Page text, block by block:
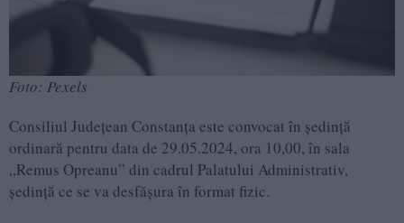
Foto: Pexels
Consiliul Județean Constanța este convocat în ședință
ordinară pentru data de 29.05.2024, ora 10,00, în sala
„Remus Opreanu” din cadrul Palatului Administrativ,
ședință ce se va desfășura în format fizic.